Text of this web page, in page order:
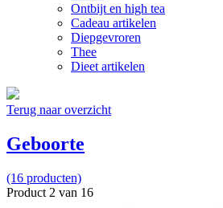
Ontbijt en high tea
Cadeau artikelen
Diepgevroren
Thee
Dieet artikelen
Terug naar overzicht
Geboorte
(16 producten)
Product 2 van 16